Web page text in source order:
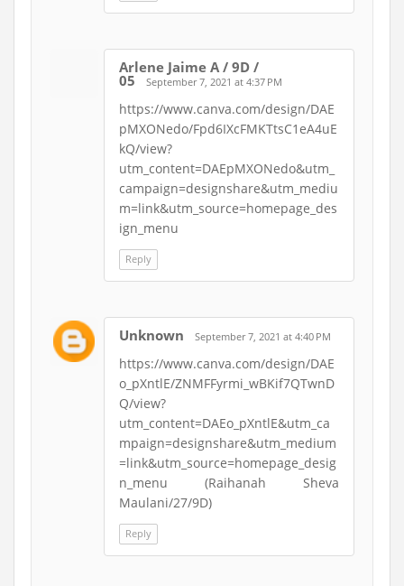
Arlene Jaime A / 9D /
05 September 7, 2021 at 4:37 PM
https://www.canva.com/design/DAE
pMXONedo/Fpd6IXcFMKTtsC1eA4uE
kQ/view?
utm_content=DAEpMXONedo&utm_
campaign=designshare&utm_mediu
m=link&utm_source=homepage_des
ign_menu
Reply
Unknown September 7, 2021 at 4:40 PM
https://www.canva.com/design/DAE
o_pXntlE/ZNMFFyrmi_wBKif7QTwnD
Q/view?
utm_content=DAEo_pXntlE&utm_ca
mpaign=designshare&utm_medium
=link&utm_source=homepage_desig
n_menu (Raihanah Sheva
Maulani/27/9D)
Reply